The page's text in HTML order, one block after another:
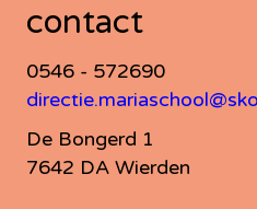
contact
0546 - 572690
De Bongerd 1
7642 DA Wierden